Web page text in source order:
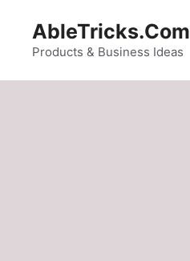
content
AbleTricks.Com
Products & Business Ideas